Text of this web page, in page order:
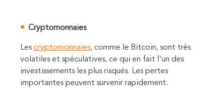
Cryptomonnaies
Les cryptomonnaies, comme le Bitcoin, sont très
volatiles et spéculatives, ce qui en fait l'un des
investissements les plus risqués. Les pertes
importantes peuvent survenir rapidement.